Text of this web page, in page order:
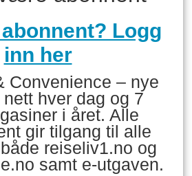
Logg
inn her
Convenience – nye
hver dag og 7
i året. Alle
gir tilgang til alle
reiseliv1.no og
samt e-utgaven.